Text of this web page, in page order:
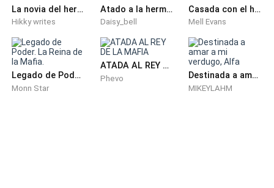
Después de todo, la persona que acababan de
secuestrar no era cualquier objetivo.
Era Lucía, la hija del fiscal general.
El mismo hombre que llevaba años intentando
La novia del heredero de la mafia
Hikky writes
Atado a la hermana equivocada
Daisy_bell
Casada con el heredero del don de la mafia
Mell Evans
Legado de Poder. La Reina de la Mafia.
Monn Star
ATADA AL REY DE LA MAFIA
Phevo Destinada a amar a mi verdugo, Alfa
MIKEYLAHM